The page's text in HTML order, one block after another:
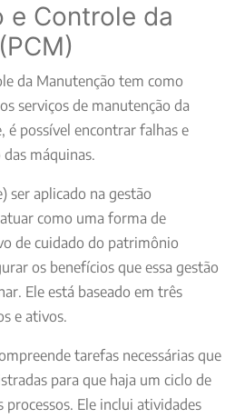
e Controle da
da Manutenção tem como
serviços de manutenção da
é possível encontrar falhas e
máquinas.
ser aplicado na gestão
como uma forma de
de cuidado do patrimônio
os benefícios que essa gestão
Ele está baseado em três
e ativos.
tarefas necessárias que
para que haja um ciclo de
Ele inclui atividades